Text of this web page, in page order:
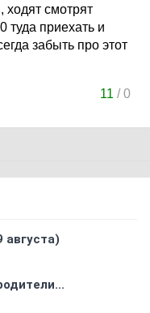
ходят смотрят
туда приехать и
забыть про этот
11 /0
августа)